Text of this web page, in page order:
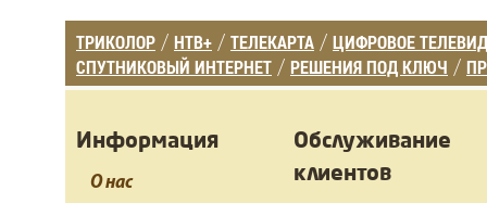
ТРИКОЛОР / НТВ+ / ТЕЛЕКАРТА / ЦИФРОВОЕ
СПУТНИКОВЫЙ ИНТЕРНЕТ / РЕШЕНИЯ ПОД КЛЮЧ /
Информация
О нас
Обслуживание
клиентов